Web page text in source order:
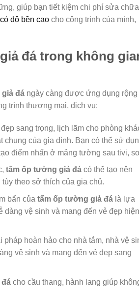
giúp bạn tiết kiệm chi phí sửa
độ bền cao cho công trình của mình,
đá trong không
đá ngày càng được ứng dụng rộng
trình thương mại, dịch vụ:
sang trọng, lịch lãm cho phòng
của gia đình. Bạn có thể sử
điểm nhấn ở mảng tường sau tivi,
tấm ốp tường giả đácó thể tạo nên
theo sở thích của gia chủ.
bẩn của tấm ốp tường giả đálà lựa
vệ sinh và mang đến vẻ đẹp hiện
pháp hoàn hảo cho nhà tắm, nhà vệ
vệ sinh và mang đến vẻ đẹp sang
cho cầu thang, hành lang giúp